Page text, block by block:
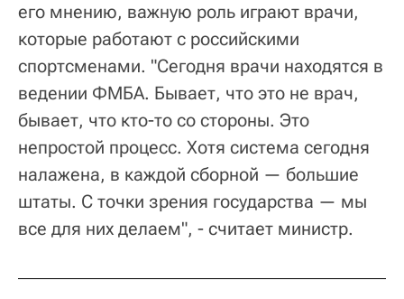
его мнению, важную роль играют врачи,
которые работают с российскими
спортсменами. "Сегодня врачи находятся в
ведении ФМБА. Бывает, что это не врач,
бывает, что кто-то со стороны. Это
непростой процесс. Хотя система сегодня
налажена, в каждой сборной — большие
штаты. С точки зрения государства — мы
все для них делаем", - считает министр.